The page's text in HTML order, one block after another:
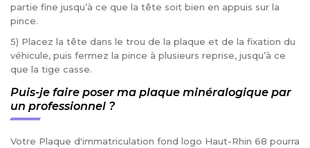
partie fine jusqu’à ce que la tête soit bien en appuis sur la
pince.
5) Placez la tête dans le trou de la plaque et de la fixation du
véhicule, puis fermez la pince à plusieurs reprise, jusqu’à ce
que la tige casse.
Puis-je faire poser ma plaque minéralogique par
un professionnel ?
Votre Plaque d'immatriculation fond logo Haut-Rhin 68 pourra